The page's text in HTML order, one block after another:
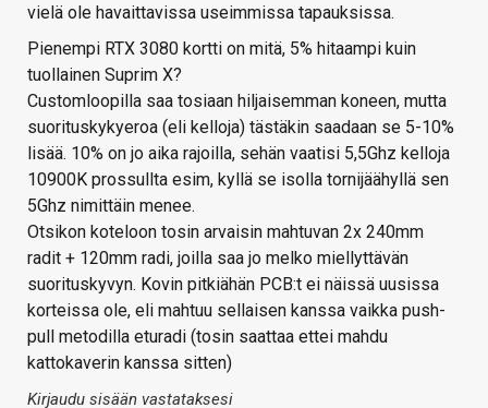
vielä ole havaittavissa useimmissa tapauksissa.
Pienempi RTX 3080 kortti on mitä, 5% hitaampi kuin
tuollainen Suprim X?
Customloopilla saa tosiaan hiljaisemman koneen, mutta
suorituskykyeroa (eli kelloja) tästäkin saadaan se 5-10%
lisää. 10% on jo aika rajoilla, sehän vaatisi 5,5Ghz kelloja
10900K prossullta esim, kyllä se isolla tornijäähyllä sen
5Ghz nimittäin menee.
Otsikon koteloon tosin arvaisin mahtuvan 2x 240mm
radit + 120mm radi, joilla saa jo melko miellyttävän
suorituskyvyn. Kovin pitkiähän PCB:t ei näissä uusissa
korteissa ole, eli mahtuu sellaisen kanssa vaikka push-
pull metodilla eturadi (tosin saattaa ettei mahdu
kattokaverin kanssa sitten)
Kirjaudu sisään vastataksesi